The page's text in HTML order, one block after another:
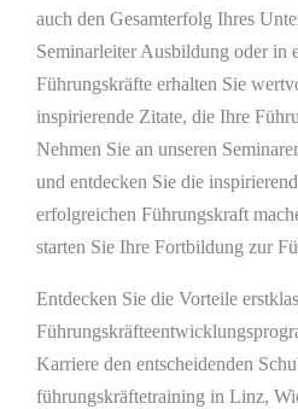
auch den Gesamterfolg Ihres
Seminarleiter Ausbildung oder in
Führungskräfte erhalten Sie
inspirierende Zitate, die Ihre
Nehmen Sie an unseren
und entdecken Sie die
erfolgreichen Führungskraft
starten Sie Ihre Fortbildung zur
Entdecken Sie die Vorteile
Karriere den entscheidenden
führungskräftetraining in Linz,